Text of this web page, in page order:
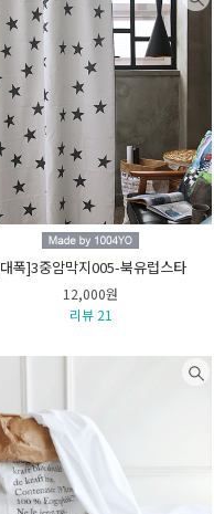
폭]3중암막지005-북유럽스타
12,000원
리뷰 21